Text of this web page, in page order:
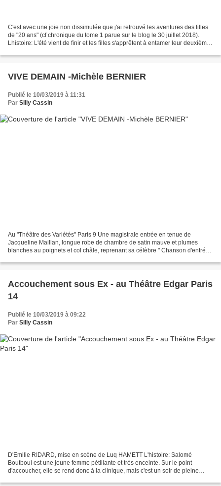
C'est avec une joie non dissimulée que j'ai retrouvé les aventures des filles
de "20 ans" (cf chronique du tome 1 parue sur le blog le 30 juillet 2018).
Lhistoire: L'été vient de finir et les filles s'apprêtent à entamer leur deuxième
VIVE DEMAIN -Michèle BERNIER
Publié le 10/03/2019 à 11:31
Par Silly Cassin
Au "Théâtre des Variétés" Paris 9 Une magistrale entrée en tenue de
Jacqueline Maillan, longue robe de chambre de satin mauve et plumes
blanches au poignets et col châle, reprenant sa célèbre " Chanson d'entrée
Accouchement sous Ex - au Théâtre Edgar Paris
14
Publié le 10/03/2019 à 09:22
Par Silly Cassin
D'Emilie RIDARD, mise en scène de Luq HAMETT L'histoire: Salomé
Boutboul est une jeune femme pétillante et très enceinte. Sur le point
d'accoucher, elle se rend donc à la clinique, mais c'est un soir de pleine